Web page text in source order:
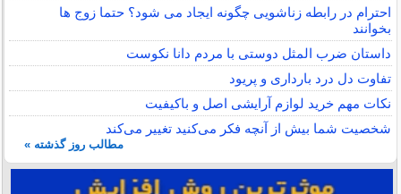
احترام در رابطه زناشویی چگونه ایجاد می شود؟ حتما زوج ها
بخوانند
داستان ضرب المثل دوستی با مردم دانا نكوست
تفاوت دل درد بارداری و پریود
نکات مهم خرید لوازم آرایشی اصل و باکیفیت
شخصیت شما بیش از آنچه فکر می‌کنید تغییر می‌کند
مطالب روز گذشته »